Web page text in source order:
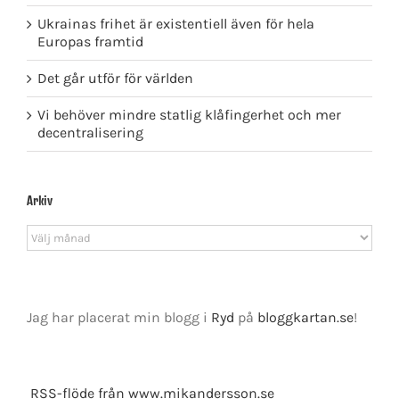
Ukrainas frihet är existentiell även för hela
Europas framtid
Det går utför för världen
Vi behöver mindre statlig klåfingerhet och mer
decentralisering
Arkiv
Arkiv
Jag har placerat min blogg i Ryd på bloggkartan.se!
RSS-flöde från www.mikandersson.se